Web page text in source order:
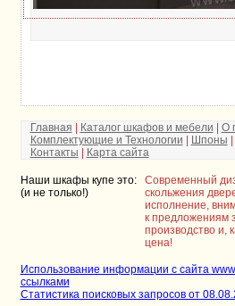
Главная | Каталог шкафов и мебели | О
Комплектующие и Технологии | Шпоны |
Контакты | Карта сайта
Наши шкафы купе это:
(и не только!)
Современный
скольжения
исполнение,
к предложениям
производство и,
цена!
Использование информации с сайта
ссылками
Статистика поисковых запросов от